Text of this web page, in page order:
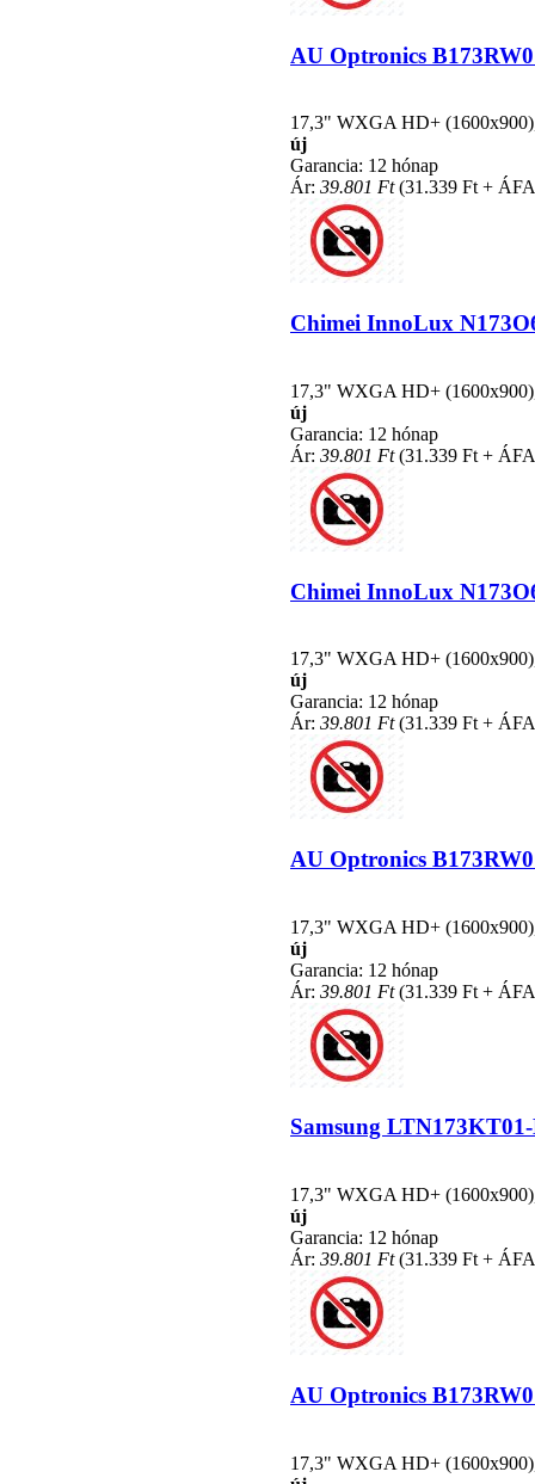
AU Optronics
17,3" WXGA HD+
új
Garancia: 12 hónap
Ár: 39.801 Ft(31.339 Ft +
Chimei InnoLux
17,3" WXGA HD+
új
Garancia: 12 hónap
Ár: 39.801 Ft(31.339 Ft +
Chimei InnoLux
17,3" WXGA HD+
új
Garancia: 12 hónap
Ár: 39.801 Ft(31.339 Ft +
AU Optronics
17,3" WXGA HD+
új
Garancia: 12 hónap
Ár: 39.801 Ft(31.339 Ft +
Samsung
17,3" WXGA HD+
új
Garancia: 12 hónap
Ár: 39.801 Ft(31.339 Ft +
AU Optronics
17,3" WXGA HD+